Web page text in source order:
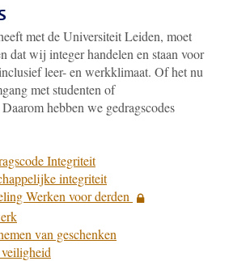
met de Universiteit Leiden, moet
dat wij integer handelen en staan voor
leer- en werkklimaat. Of het nu
met studenten of
hebben we gedragscodes
Integriteit
integriteit
Werken voor derden
van geschenken